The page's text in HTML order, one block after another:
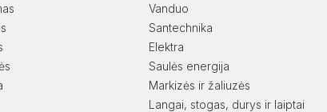
Vanduo
Santechnika
Elektra
Saulės energija
Markizės ir žaliuzės
Langai, stogas, durys ir laiptai